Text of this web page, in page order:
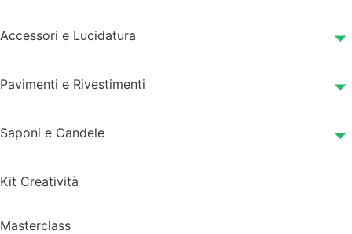
Accessori e Lucidatura
Pavimenti e Rivestimenti
Saponi e Candele
Kit Creatività
Masterclass